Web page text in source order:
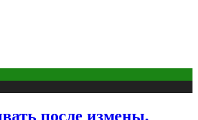
после измены,